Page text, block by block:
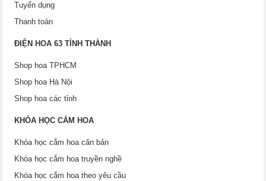
Tuyển dụng
Thanh toán
ĐIỆN HOA 63 TỈNH THÀNH
Shop hoa TPHCM
Shop hoa Hà Nội
Shop hoa các tỉnh
KHÓA HỌC CẮM HOA
Khóa học cắm hoa căn bản
Khóa học cắm hoa truyền nghề
Khóa học cắm hoa theo yêu cầu